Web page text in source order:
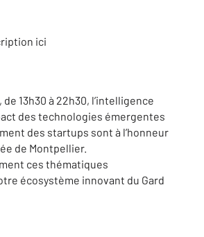
ici
de 13h30 à 22h30, l’intelligence
des technologies émergentes
des startups sont à l’honneur
de Montpellier.
ces thématiques
écosystème innovant du Gard